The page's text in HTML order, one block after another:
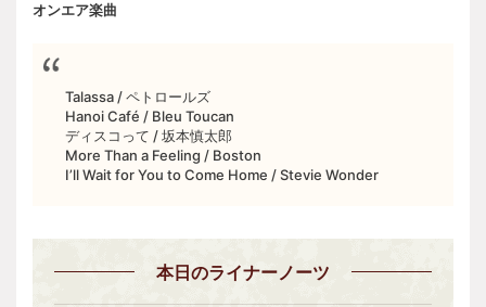
オンエア楽曲
Talassa / ペトロールズ
Hanoi Café / Bleu Toucan
ディスコって / 坂本慎太郎
More Than a Feeling / Boston
I’ll Wait for You to Come Home / Stevie Wonder
本日のライナーノーツ